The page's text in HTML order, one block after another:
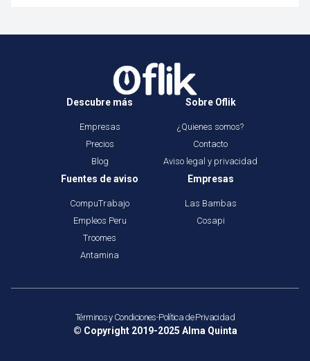
Descubre más
Empresas
Precios
Blog
Sobre Oflik
¿Quienes somos?
Contacto
Aviso legal y privacidad
Fuentes de aviso
CompuTrabajo
Empleos Peru
Troomes
Antamina
Empresas
Las Bambas
Cosapi
Términos y Condiciones-Política de Privacidad
© Copyright 2019-2025 Alma Quinta